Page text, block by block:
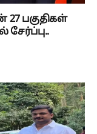
பகுதிகள்
சேர்ப்பு..